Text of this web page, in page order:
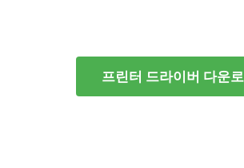
프린터 드라이버 다운